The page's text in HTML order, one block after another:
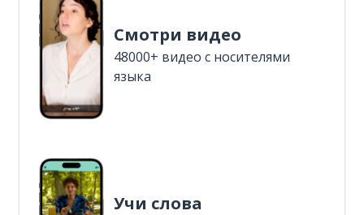
Смотри видео
48000+ видео с носителями
языка
Учи слова